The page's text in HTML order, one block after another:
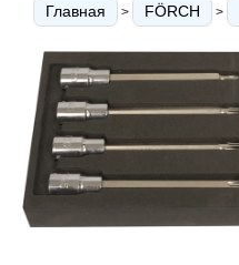
Главная > FÖRCH >